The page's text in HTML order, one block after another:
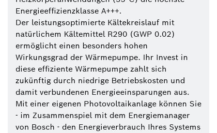
Energieeffizienzklasse A+++.
Der leistungsoptimierte Kältekreislauf mit
natürlichem Kältemittel R290 (GWP 0.02)
ermöglicht einen besonders hohen
Wirkungsgrad der Wärmepumpe. Ihr Invest in
diese effiziente Wärmepumpe zahlt sich
zukünftig durch niedrige Betriebskosten und
damit verbundenen Energieeinsparungen aus.
Mit einer eigenen Photovoltaikanlage können Sie
- im Zusammenspiel mit dem Energiemanager
von Bosch - den Energieverbrauch Ihres Systems